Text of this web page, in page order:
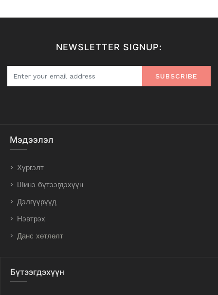
NEWSLETTER SIGNUP:
SUBSCRIBE
Мэдээлэл
Хүргэлт
Шинэ бүтээгдэхүүн
Дэлгүүрүүд
Нэвтрэх
Данс хөтлөлт
Бүтээгдэхүүн